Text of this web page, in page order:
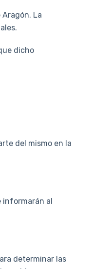
La
dicho
del mismo en la
informarán al
determinar las